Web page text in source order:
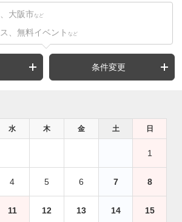
大阪市 など
、無料イベント など
条件変更
水 木 金 土 日
1
4 5 6 7 8
11 12 13 14 15